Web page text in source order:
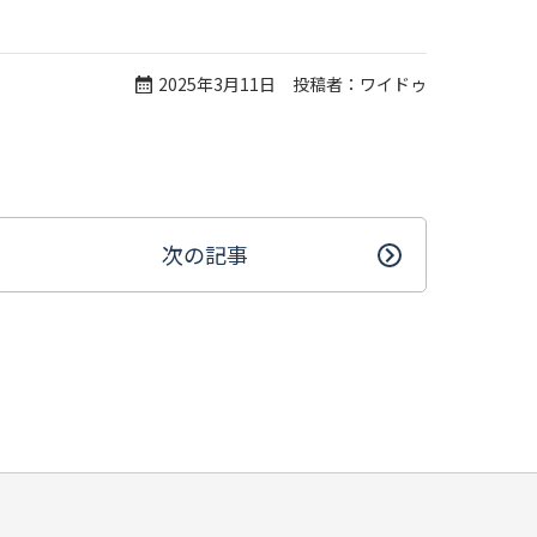
2025年3月11日 投稿者：ワイドゥ
次の記事